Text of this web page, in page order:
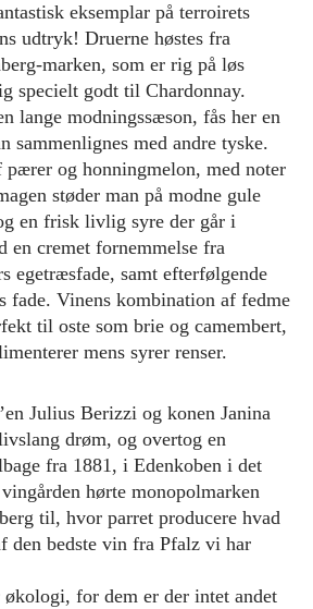
eksemplar på terroirets
udtryk! Druerne høstes fra
marken, som er rig på løs
specielt godt til Chardonnay.
lange modningssæson, fås her en
sammenlignes med andre tyske.
og honningmelon, med noter
støder man på modne gule
en frisk livlig syre der går i
en cremet fornemmelse fra
egetræsfade, samt efterfølgende
fade. Vinens kombination af fedme
til oste som brie og camembert,
mens syrer renser.
Julius Berizzi og konen Janina
drøm, og overtog en
fra 1881, i Edenkoben i det
hørte monopolmarken
til, hvor parret producere hvad
den bedste vin fra Pfalz vi har
for dem er der intet andet